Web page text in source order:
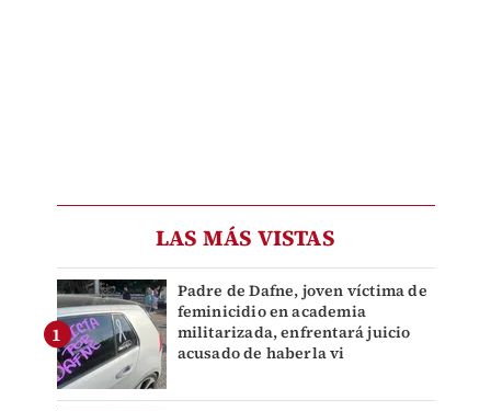
LAS MÁS VISTAS
Padre de Dafne, joven víctima de
feminicidio en academia
militarizada, enfrentará juicio
acusado de haberla vi